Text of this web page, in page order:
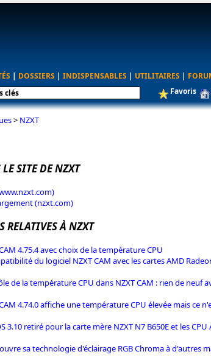
| DOSSIERS | INDISPENSABLES | UTILITAIRES |
Favoris
> NZXT
SITE DE NZXT
(nzxt.com)
RELATIVES À NZXT
4.75.4 avec choix de la température CPU
du logiciel NZXT CAM avec les cartes AMD
de la température CPU dans NZXT CAM : rien de neuf
4.74.0 affiche une température CPU élevée mais ce
3.10 retiré pour la carte mère NZXT N7 B650E et les CPU
sa technologie d'éclairage RGB Chroma à d'autres